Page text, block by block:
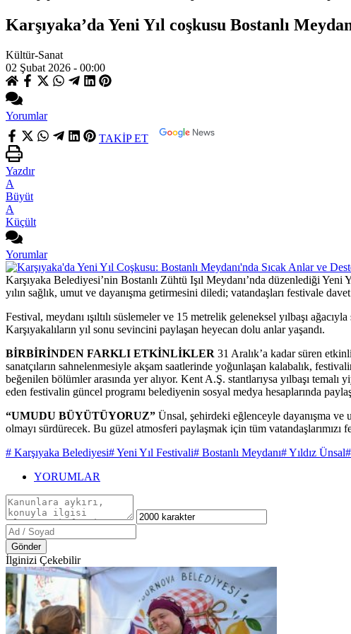
Karşıyaka’da Yeni Yıl coşkusu Bostanlı
Kültür-Sanat
02 Şubat 2026 - 00:00
Yorumlar
TAKİP ET
Yazdır
A
Büyüt
A
Küçült
Yorumlar
Karşıyaka Belediyesi’nin Bostanlı Zühtü Işıl Meydanı’nda düzenlediği Yeni
yılın sağlık, umut ve dayanışma getirmesini diledi; vatandaşları festivale
Festival, meydanı ışıltılı süslemeler ve 15 metrelik geleneksel yılbaşı
Karşıyakalıların yıl sonu sevincini paylaşan heyecan dolu anlar yaşandı.
BİRBİRİNDEN FARKLI ETKİNLİKLER 31 Aralık’a kadar süren
sanatçıların sahnelenmesiyle akşam saatlerinde yoğunlaşan kalabalık,
beğenilen bölümler arasında yer alıyor. Kent A.Ş. stantlarıysa yılbaşı
eden festivalin güncel programı belediyenin sosyal medya hesaplarında
“UMUDU BÜYÜTÜYORUZ” Ünsal, şehirdeki eğlenceyle dayanışma
olmayı sürdürecek. Bu güzel atmosferi paylaşmak için tüm vatandaşlarımızı
# Karşıyaka Belediyesi# Yeni Yıl Festivali# Bostanlı Meydanı# Yıldız Ünsal
YORUMLAR
Gönder
İlginizi Çekebilir